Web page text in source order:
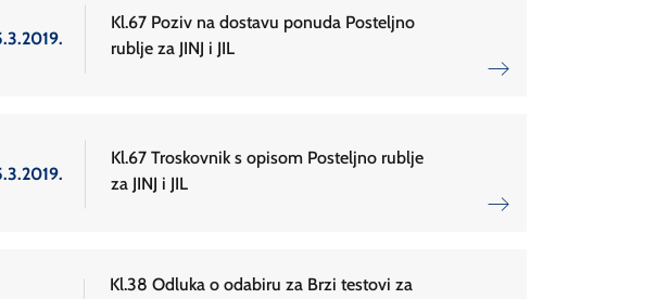
Kl.67 Poziv na dostavu ponuda Posteljno
rublje za JINJ i JIL
Kl.67 Troskovnik s opisom Posteljno rublje
za JINJ i JIL
Kl.38 Odluka o odabiru za Brzi testovi za